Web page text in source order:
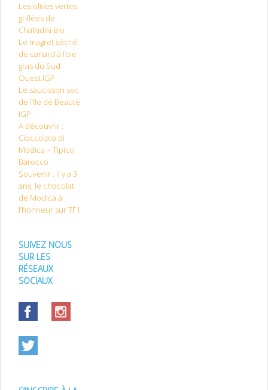
Les olives vertes
grillées de
Chalkidiki Bio
Le magret séché
de canard à foie
gras du Sud
Ouest IGP
Le saucisson sec
de l’Ile de Beauté
IGP
A découvrir :
Cioccolato di
Modica – Tipico
Barocco
Souvenir : il y a 3
ans, le chocolat
de Modica à
l’honneur sur TF1
SUIVEZ NOUS
SUR LES
RÉSEAUX
SOCIAUX